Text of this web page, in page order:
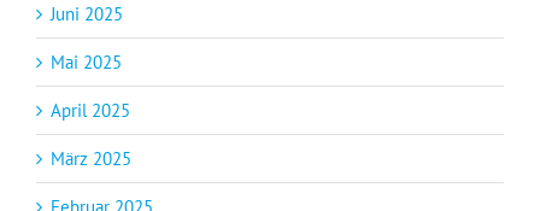
Juni 2025
Mai 2025
April 2025
März 2025
Februar 2025